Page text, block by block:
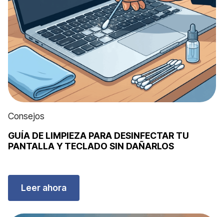
Consejos
GUÍA DE LIMPIEZA PARA DESINFECTAR TU
PANTALLA Y TECLADO SIN DAÑARLOS
Leer ahora